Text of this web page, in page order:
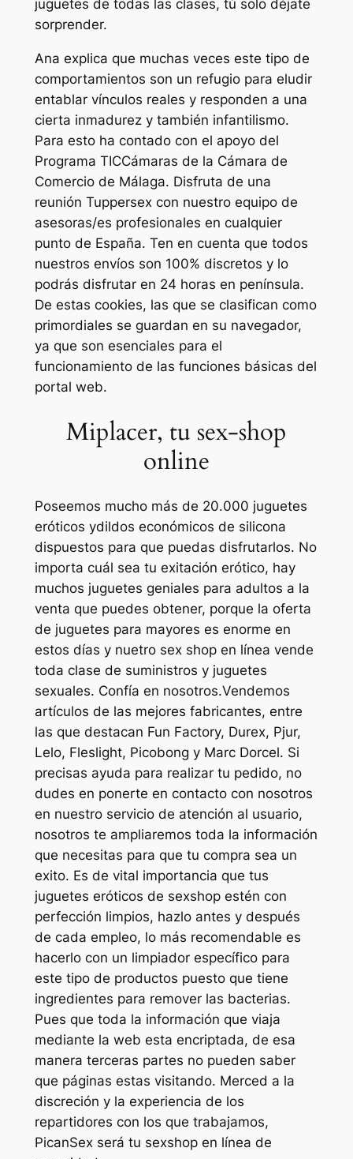
juguetes de todas las clases, tú solo déjate
sorprender.
Ana explica que muchas veces este tipo de
comportamientos son un refugio para eludir
entablar vínculos reales y responden a una
cierta inmadurez y también infantilismo.
Para esto ha contado con el apoyo del
Programa TICCámaras de la Cámara de
Comercio de Málaga. Disfruta de una
reunión Tuppersex con nuestro equipo de
asesoras/es profesionales en cualquier
punto de España. Ten en cuenta que todos
nuestros envíos son 100% discretos y lo
podrás disfrutar en 24 horas en península.
De estas cookies, las que se clasifican como
primordiales se guardan en su navegador,
ya que son esenciales para el
funcionamiento de las funciones básicas del
portal web.
Miplacer, tu sex-shop
online
Poseemos mucho más de 20.000 juguetes
eróticos ydildos económicos de silicona
dispuestos para que puedas disfrutarlos. No
importa cuál sea tu exitación erótico, hay
muchos juguetes geniales para adultos a la
venta que puedes obtener, porque la oferta
de juguetes para mayores es enorme en
estos días y nuetro sex shop en línea vende
toda clase de suministros y juguetes
sexuales. Confía en nosotros.Vendemos
artículos de las mejores fabricantes, entre
las que destacan Fun Factory, Durex, Pjur,
Lelo, Fleslight, Picobong y Marc Dorcel. Si
precisas ayuda para realizar tu pedido, no
dudes en ponerte en contacto con nosotros
en nuestro servicio de atención al usuario,
nosotros te ampliaremos toda la información
que necesitas para que tu compra sea un
exito. Es de vital importancia que tus
juguetes eróticos de sexshop estén con
perfección limpios, hazlo antes y después
de cada empleo, lo más recomendable es
hacerlo con un limpiador específico para
este tipo de productos puesto que tiene
ingredientes para remover las bacterias.
Pues que toda la información que viaja
mediante la web esta encriptada, de esa
manera terceras partes no pueden saber
que páginas estas visitando. Merced a la
discreción y la experiencia de los
repartidores con los que trabajamos,
PicanSex será tu sexshop en línea de